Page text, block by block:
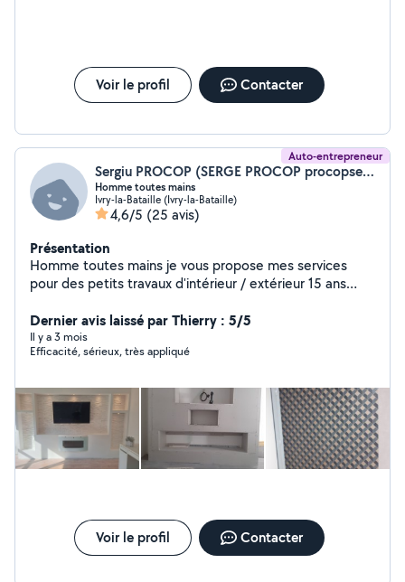
Voir le profil Contacter
Auto-entrepreneur
Sergiu PROCOP (SERGE PROCOP procopsergiu60@gmail.com)
Homme toutes mains
Ivry-la-Bataille (Ivry-la-Bataille)
4,6/5 (25 avis)
Présentation
Homme toutes mains je vous propose mes services
pour des petits travaux d'intérieur / extérieur 15 ans
Parquet ( toute type) , carrelage ,petite plomberie (
robinet , joint , vidange ...), installation sanitaire, petite
électricité ..., peinture , jardinage devis gratuit, travail
détaille
Dernier avis laissé par Thierry : 5/5
Il y a 3 mois
Efficacité, sérieux, très appliqué
Voir le profil Contacter